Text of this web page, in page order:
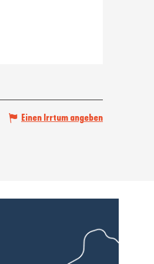
Einen Irrtum angeben